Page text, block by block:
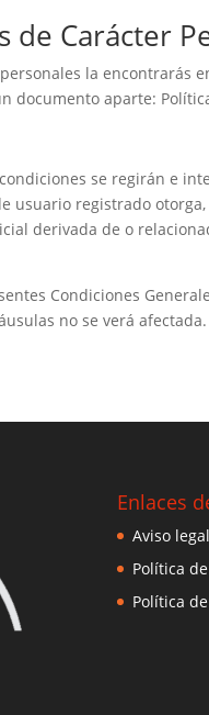
de Carácter
la encontrarás
documento aparte:
se regirán e
usuario registrado
derivada de o
Condiciones
no se verá afectada.
Enlaces
Aviso legal
Política
Política